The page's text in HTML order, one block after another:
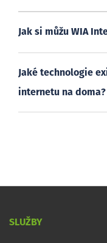
Jak si můžu WIA
Jaké technologie
internetu na doma?
SLUŽBY